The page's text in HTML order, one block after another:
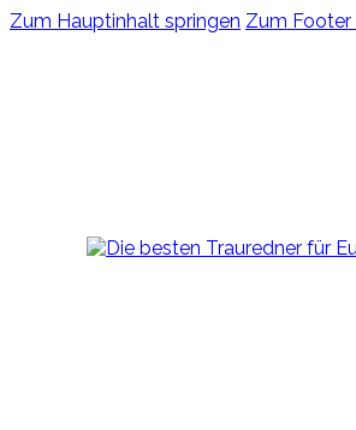
Zum Hauptinhalt springen Zum Footer